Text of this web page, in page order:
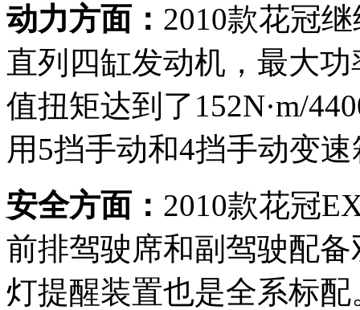
动力方面： 2010款花冠
直列四缸发动机，最大
值扭矩达到了152N·m/
用5挡手动和4挡手动变
安全方面： 2010款花冠
前排驾驶席和副驾驶配
灯提醒装置也是全系标